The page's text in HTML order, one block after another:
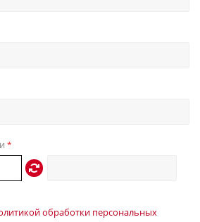
*
обработки персональных